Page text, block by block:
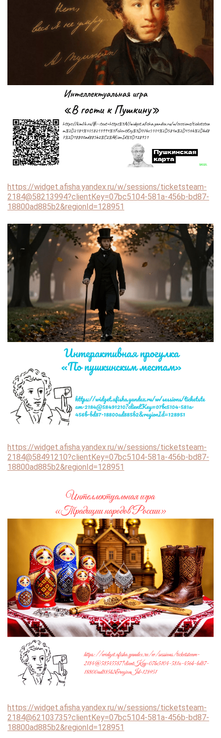
https://widget.afisha.yandex.ru/w/sessions/ticketsteam-
2184@58213994?clientKey=07bc5104-581a-456b-bd87-
18800ad885b2&regionId=128951
https://widget.afisha.yandex.ru/w/sessions/ticketsteam-
2184@58491210?clientKey=07bc5104-581a-456b-bd87-
18800ad885b2&regionId=128951
https://widget.afisha.yandex.ru/w/sessions/ticketsteam-
2184@62103735?clientKey=07bc5104-581a-456b-bd87-
18800ad885b2&regionId=128951